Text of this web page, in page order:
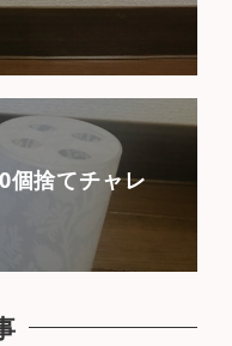
個捨てチャレ